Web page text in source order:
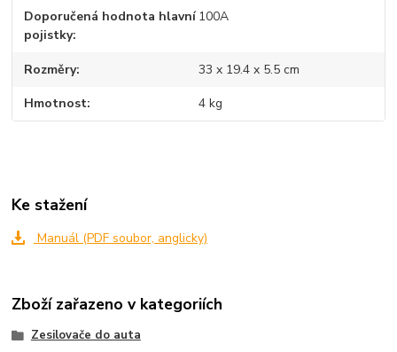
Doporučená hodnota hlavní
pojistky
100A
Rozměry 33 x 19.4 x 5.5 cm
Hmotnost 4 kg
Ke stažení
Manuál (PDF soubor, anglicky)
Zboží zařazeno v kategoriích
Zesilovače do auta